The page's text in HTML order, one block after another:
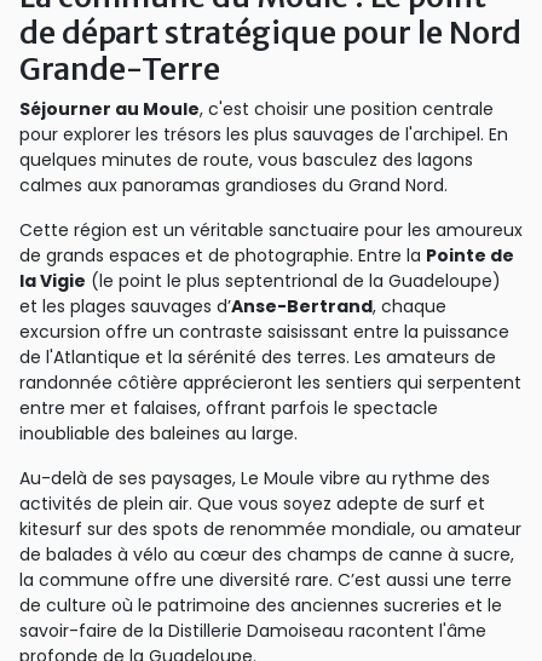
de départ stratégique pour le Nord
Grande-Terre
Séjourner au Moule, c'est choisir une position centrale
pour explorer les trésors les plus sauvages de l'archipel. En
quelques minutes de route, vous basculez des lagons
calmes aux panoramas grandioses du Grand Nord.
Cette région est un véritable sanctuaire pour les amoureux
de grands espaces et de photographie. Entre la Pointe de
la Vigie (le point le plus septentrional de la Guadeloupe)
et les plages sauvages d’Anse-Bertrand, chaque
excursion offre un contraste saisissant entre la puissance
de l'Atlantique et la sérénité des terres. Les amateurs de
randonnée côtière apprécieront les sentiers qui serpentent
entre mer et falaises, offrant parfois le spectacle
inoubliable des baleines au large.
Au-delà de ses paysages, Le Moule vibre au rythme des
activités de plein air. Que vous soyez adepte de surf et
kitesurf sur des spots de renommée mondiale, ou amateur
de balades à vélo au cœur des champs de canne à sucre,
la commune offre une diversité rare. C’est aussi une terre
de culture où le patrimoine des anciennes sucreries et le
savoir-faire de la Distillerie Damoiseau racontent l'âme
profonde de la Guadeloupe.